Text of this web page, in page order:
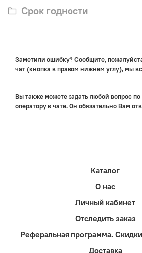
Срок годности
Заметили ошибку? Сообщите,
чат (кнопка в правом нижнем углу), мы
Вы также можете задать любой вопрос по
оператору в чате. Он обязательно Вам
Каталог
О нас
Личный кабинет
Отследить заказ
Реферальная программа.
Доставка